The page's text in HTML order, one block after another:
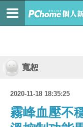
寬恕
2020-11-18 18:35:25
霧峰血壓不